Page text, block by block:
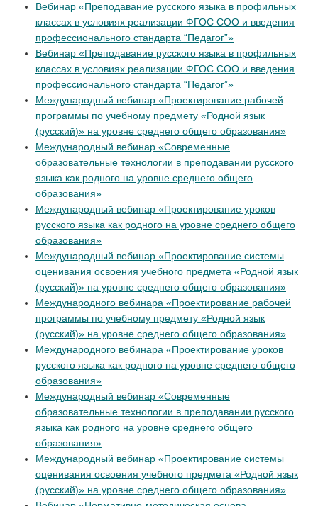
Вебинар «Преподавание русского языка в профильных
классах в условиях реализации ФГОС СОО и введения
профессионального стандарта “Педагог”»
Вебинар «Преподавание русского языка в профильных
классах в условиях реализации ФГОС СОО и введения
профессионального стандарта “Педагог”»
Международный вебинар «Проектирование рабочей
программы по учебному предмету «Родной язык
(русский)» на уровне среднего общего образования»
Международный вебинар «Современные
образовательные технологии в преподавании русского
языка как родного на уровне среднего общего
образования»
Международный вебинар «Проектирование уроков
русского языка как родного на уровне среднего общего
образования»
Международный вебинар «Проектирование системы
оценивания освоения учебного предмета «Родной язык
(русский)» на уровне среднего общего образования»
Международного вебинара «Проектирование рабочей
программы по учебному предмету «Родной язык
(русский)» на уровне среднего общего образования»
Международного вебинара «Проектирование уроков
русского языка как родного на уровне среднего общего
образования»
Международный вебинар «Современные
образовательные технологии в преподавании русского
языка как родного на уровне среднего общего
образования»
Международный вебинар «Проектирование системы
оценивания освоения учебного предмета «Родной язык
(русский)» на уровне среднего общего образования»